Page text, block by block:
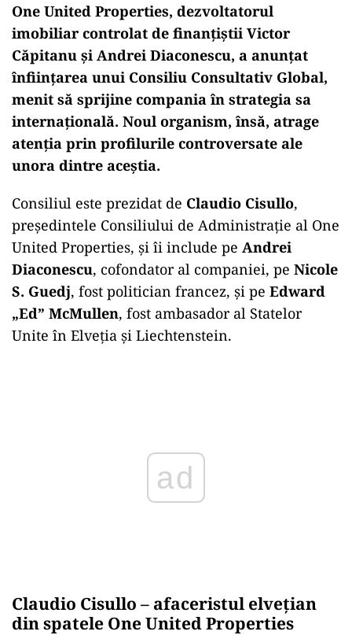
One United Properties, dezvoltatorul
imobiliar controlat de finanțiștii Victor
Căpitanu și Andrei Diaconescu, a anunțat
înființarea unui Consiliu Consultativ Global,
menit să sprijine compania în strategia sa
internațională. Noul organism, însă, atrage
atenția prin profilurile controversate ale
unora dintre aceștia.
Consiliul este prezidat de Claudio Cisullo,
președintele Consiliului de Administrație al One
United Properties, și îi include pe Andrei
Diaconescu, cofondator al companiei, pe Nicole
S. Guedj, fost politician francez, și pe Edward
„Ed” McMullen, fost ambasador al Statelor
Unite în Elveția și Liechtenstein.
Claudio Cisullo – afaceristul elvețian
din spatele One United Properties